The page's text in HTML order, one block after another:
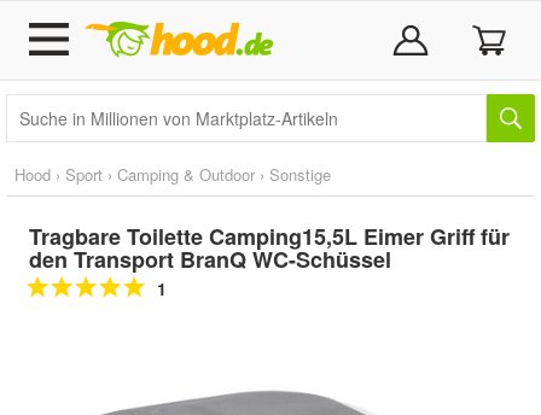
Hood › Sport › Camping & Outdoor › Sonstige
Tragbare Toilette Camping15,5L Eimer Griff für
den Transport BranQ WC-Schüssel
1